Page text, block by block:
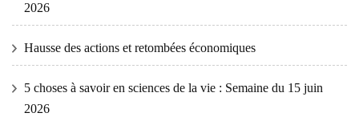
2026
Hausse des actions et retombées économiques
5 choses à savoir en sciences de la vie : Semaine du 15 juin
2026